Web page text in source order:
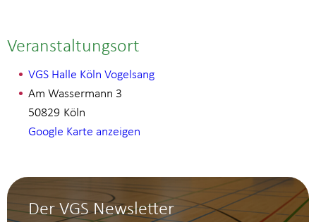
Veranstaltungsort
VGS Halle Köln Vogelsang
Am Wassermann 3
Köln
50829
Google Karte anzeigen
Der VGS Newsletter